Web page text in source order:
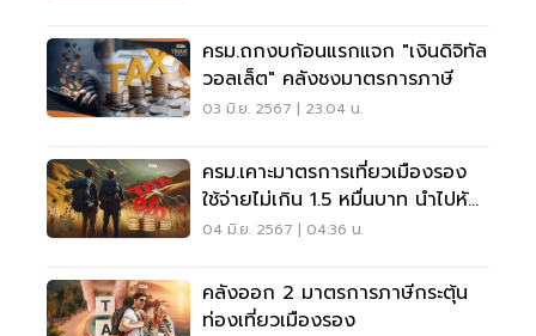
ครม.ถกงบก้อนแรกแจก "เงินดิจิทัล
วอลเล็ต" คลังชงมาตรการภาษี
03 มิ.ย. 2567 | 23:04 น.
ครม.เคาะมาตรการเที่ยวเมืองรอง
ใช้จ่ายไม่เกิน 1.5 หมื่นบาท นำไปหัก
ภาษีได้
04 มิ.ย. 2567 | 04:36 น.
คลังออก 2 มาตรการภาษีกระตุ้น
ท่องเที่ยวเมืองรอง